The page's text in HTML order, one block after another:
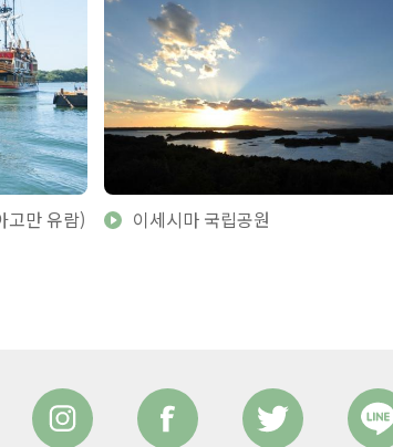
고만 유람) 이세시마 국립공원